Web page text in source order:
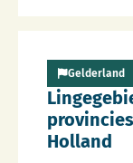
Holland
Gelderland